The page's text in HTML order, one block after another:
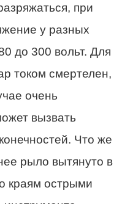
при
у разных
до 300 вольт. Для
током смертелен,
очень
вызвать
Что же
рыло вытянуто в
краям острыми